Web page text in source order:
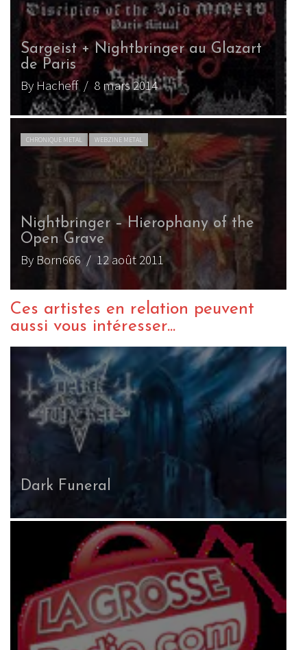
Sargeist + Nightbringer au Glazart
de Paris
By Hacheff/ 8 mars 2014
CHRONIQUE METAL WEBZINE METAL
Nightbringer – Hierophany of the
Open Grave
By Born666/ 12 août 2011
Ces artistes en relation peuvent
aussi vous intéresser...
Dark Funeral